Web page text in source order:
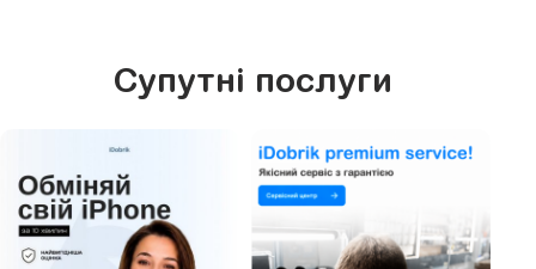
Супутні послуги